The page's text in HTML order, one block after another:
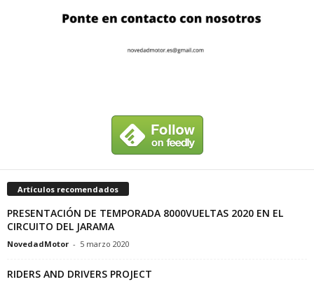
Artículos recomendados
PRESENTACIÓN DE TEMPORADA 8000VUELTAS 2020 EN EL
CIRCUITO DEL JARAMA
NovedadMotor - 5 marzo 2020
RIDERS AND DRIVERS PROJECT